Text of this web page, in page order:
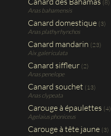
(8)
Anas bahamensis
Canard domestique (3)
Anas plathyrhynchos
Canard mandarin (23)
Aix galericulata
Canard siffleur (2)
Anas penelope
Canard souchet (13)
Anas clypeata
Carouge à épaulettes (4)
Agelaius phoniceus
Carouge à tête jaune (3)